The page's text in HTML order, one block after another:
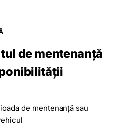
de mentenanță
de mentenanță sau